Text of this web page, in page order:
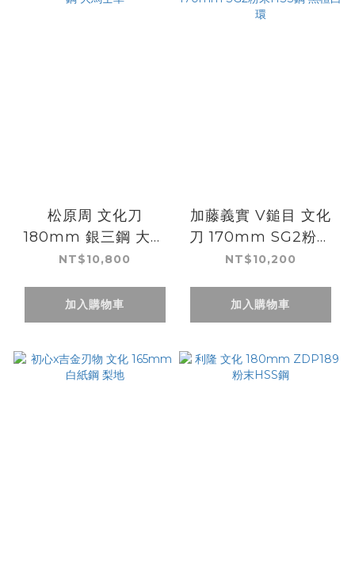
松原周 文化刀
180mm 銀三鋼 大馬
士革
NT$10,800
加入購物車
加藤義實 V鎚目 文化
刀 170mm SG2粉末
HSS鋼 黑檀白環
NT$10,200
加入購物車